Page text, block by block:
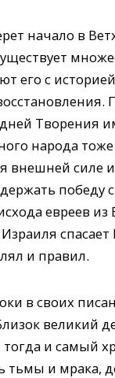
начало в
его с
Творения
народа
силе
евреев
и правил.
в своих
великий
тогда и самый
тьмы и мрака,